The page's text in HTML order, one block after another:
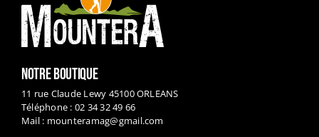
NOTRE BOUTIQUE
11 rue Claude Lewy 45100 ORLEANS
Téléphone : 02 34 32 49 66
Mail : mounteramag@gmail.com